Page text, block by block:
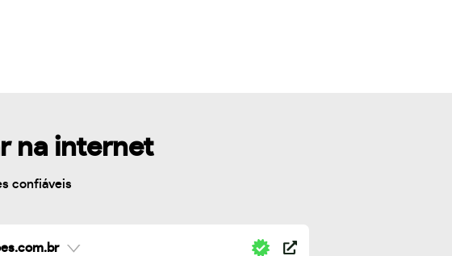
na internet
confiáveis